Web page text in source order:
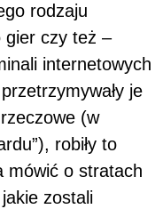
rodzaju
gier czy też –
internetowych
je
(w
robiły to
mówić o stratach
zostali